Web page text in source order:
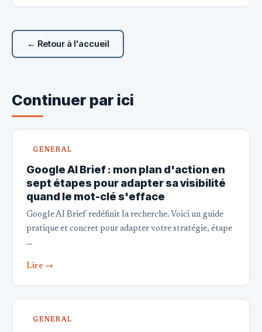
← Retour à l'accueil
Continuer par ici
GENERAL
Google AI Brief : mon plan d'action en
sept étapes pour adapter sa visibilité
quand le mot-clé s'efface
Google AI Brief redéfinit la recherche. Voici un guide
pratique et concret pour adapter votre stratégie, étape
…
Lire →
GENERAL